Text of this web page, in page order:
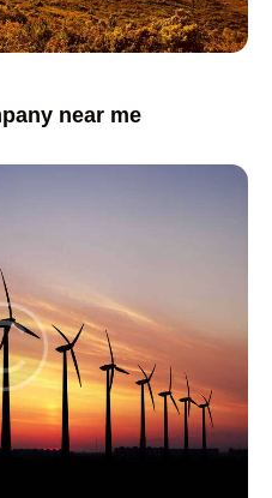
near me